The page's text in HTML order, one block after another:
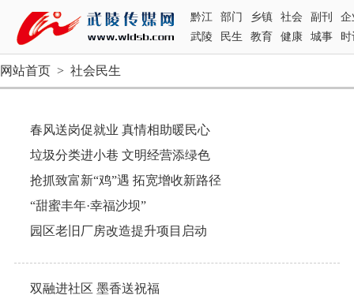
黔江 部门 乡镇 社会 副刊
企
武陵
民生 教育 健康 城事 时
网站首页 > 社会民生
春风送岗促就业 真情相助暖民心
垃圾分类进小巷 文明经营添绿色
抢抓致富新“鸡”遇 拓宽增收新路径
“甜蜜丰年·幸福沙坝”
园区老旧厂房改造提升项目启动
双融进社区 墨香送祝福